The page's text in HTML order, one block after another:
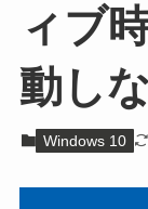
ィブ
動し
Windows 10